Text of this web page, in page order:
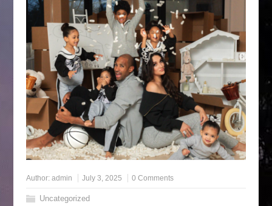
Author: admin July 3, 2025 0 Comments
Uncategorized